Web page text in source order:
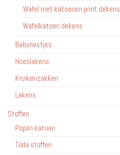
Wafel met katoenen print dekens
Wafelkatoen dekens
Babynestjes
Hoeslakens
Kruikenzakken
Lakens
Stoffen
Poplin katoen
Tilda stoffen